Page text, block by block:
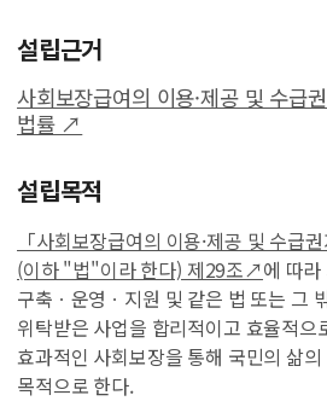
설립근거
사회보장급여의 이용·제공 및 수급
법률 ↗
설립목적
「사회보장급여의 이용·제공 및 수급
(이하 "법"이라 한다) 제29조↗에 따
구축ㆍ운영ㆍ지원 및 같은 법 또는 그
위탁받은 사업을 합리적이고 효율적으
효과적인 사회보장을 통해 국민의 삶
목적으로 한다.